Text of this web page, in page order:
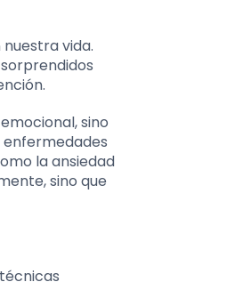
vida.
sino
enfermedades
la ansiedad
sino que